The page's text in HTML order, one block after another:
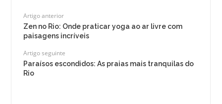
Artigo anterior
Zen no Rio: Onde praticar yoga ao ar livre com
paisagens incríveis
Artigo seguinte
Paraísos escondidos: As praias mais tranquilas do
Rio